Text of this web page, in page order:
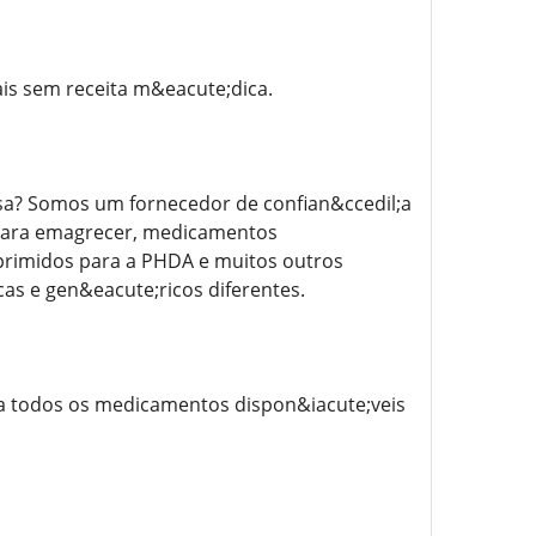
sem receita m&eacute;dica.
Somos um fornecedor de confian&ccedil;a
emagrecer, medicamentos
para a PHDA e muitos outros
e gen&eacute;ricos diferentes.
todos os medicamentos dispon&iacute;veis